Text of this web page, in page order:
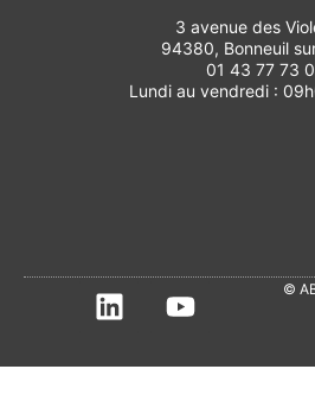
3 avenue des
94380, Bonneuil
01 43 77 73
Lundi au vendredi :
©